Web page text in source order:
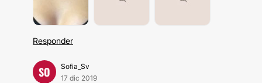
Responder
SO
Sofia_Sv
17 dic 2019